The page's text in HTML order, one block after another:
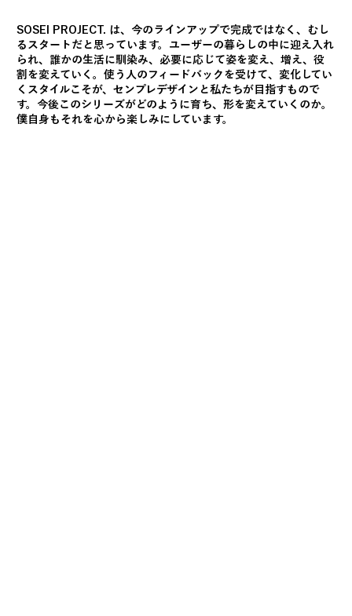
SOSEI PROJECT. は、今のラインアップで完成ではなく、むし
るスタートだと思っています。ユーザーの暮らしの中に迎え入れ
られ、誰かの生活に馴染み、必要に応じて姿を変え、増え、役
割を変えていく。使う人のフィードバックを受けて、変化してい
くスタイルこそが、センプレデザインと私たちが目指すもので
す。今後このシリーズがどのように育ち、形を変えていくのか。
僕自身もそれを心から楽しみにしています。